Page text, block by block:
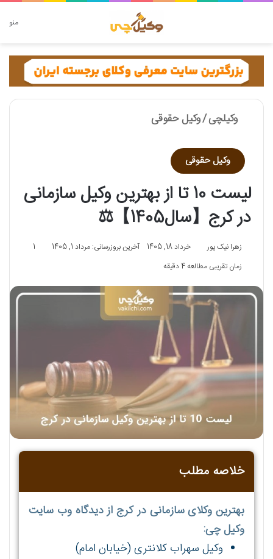
منو دنبال چه چیزی هستید؟
وکیلچی/وکیل حقوقی
وکیل حقوقی
لیست 10 تا از بهترین وکیل سازمانی
در کرج【سال1405】⚖️
زهرا نیک پور خرداد 18, 1405 آخرین بروزرسانی: مرداد 1, 1405
1
زمان تقریبی مطالعه 4 دقیقه
خلاصه مطلب
بهترین وکلای سازمانی در کرج از دیدگاه وب سایت
وکیل چی:
وکیل سهراب کلانتری (خیابان امام)